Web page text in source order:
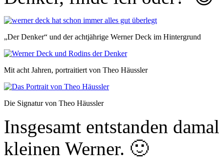
„Der Denker“ und der achtjährige Werner Deck im Hintergrund
Mit acht Jahren, portraitiert von Theo Häussler
Die Signatur von Theo Häussler
Insgesamt entstanden
kleinen Werner. 🙂